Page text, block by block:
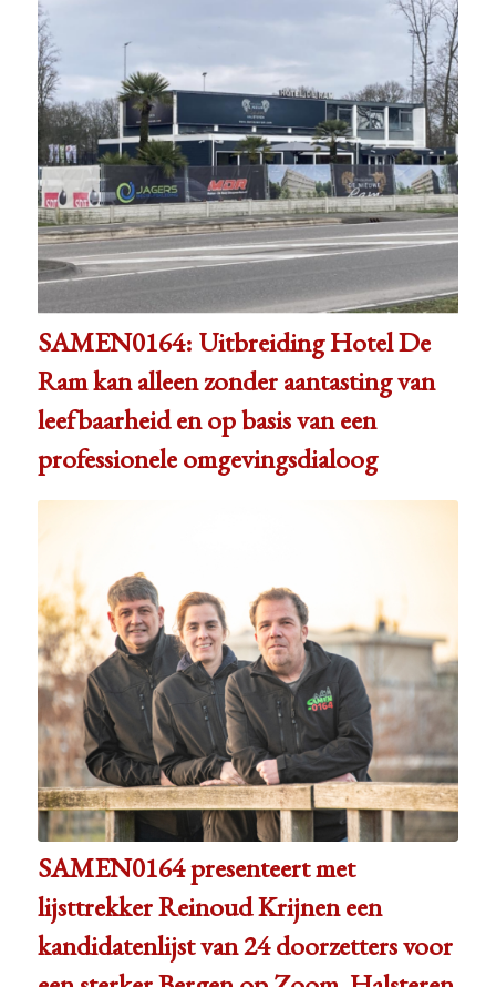
SAMEN0164: Uitbreiding Hotel De
Ram kan alleen zonder aantasting van
leefbaarheid en op basis van een
professionele omgevingsdialoog
SAMEN0164 presenteert met
lijsttrekker Reinoud Krijnen een
kandidatenlijst van 24 doorzetters voor